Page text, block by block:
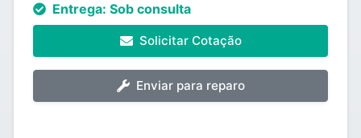
Entrega: Sob consulta
Solicitar Cotação
Enviar para reparo